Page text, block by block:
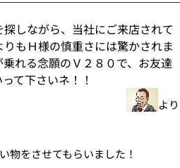
しながら、当社にご来店されて
もＨ様の慎重さには驚かされま
れる念願のＶ２８０で、お友達
て下さいネ！！
より
をさせてもらいました！